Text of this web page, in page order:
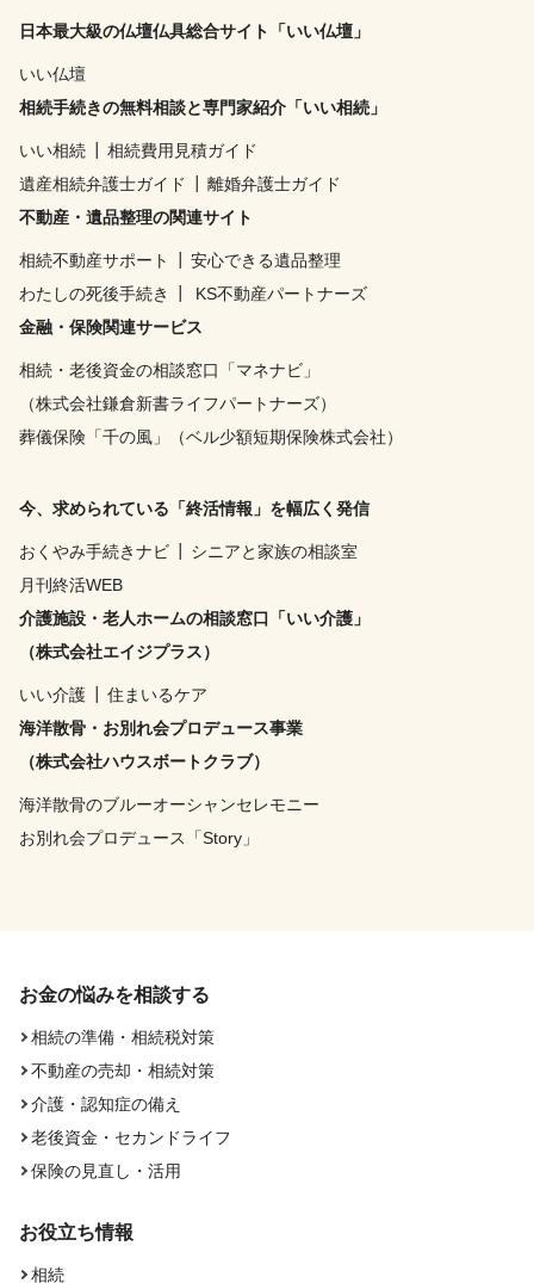
日本最大級の仏壇仏具総合サイト「いい仏壇」
いい仏壇
相続手続きの無料相談と専門家紹介「いい相続」
いい相続
相続費用見積ガイド
遺産相続弁護士ガイド
離婚弁護士ガイド
不動産・遺品整理の関連サイト
相続不動産サポート
安心できる遺品整理
わたしの死後手続き
KS不動産パートナーズ
金融・保険関連サービス
相続・老後資金の相談窓口「マネナビ」
（株式会社鎌倉新書ライフパートナーズ）
葬儀保険「千の風」（ベル少額短期保険株式会社）
今、求められている「終活情報」を幅広く発信
おくやみ手続きナビ
シニアと家族の相談室
月刊終活WEB
介護施設・老人ホームの相談窓口「いい介護」
（株式会社エイジプラス）
いい介護
住まいるケア
海洋散骨・お別れ会プロデュース事業
（株式会社ハウスボートクラブ）
海洋散骨のブルーオーシャンセレモニー
お別れ会プロデュース「Story」
お金の悩みを相談する
相続の準備・相続税対策
不動産の売却・相続対策
介護・認知症の備え
老後資金・セカンドライフ
保険の見直し・活用
お役立ち情報
相続